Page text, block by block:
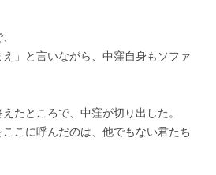
え」と言いながら、中窪自身もソファ
たところで、中窪が切り出した。
ここに呼んだのは、他でもない君たち